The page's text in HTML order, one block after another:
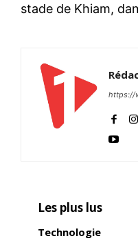
stade de Khiam,
https://
Les plus lus
Technologie